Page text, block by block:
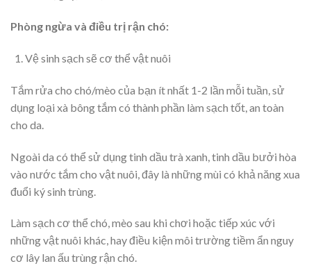
Phòng ngừa và điều trị rận chó:
Vệ sinh sạch sẽ cơ thể vật nuôi
Tắm rửa cho chó/mèo của bạn ít nhất 1-2 lần mỗi tuần, sử
dụng loại xà bông tắm có thành phần làm sạch tốt, an toàn
cho da.
Ngoài da có thể sử dụng tinh dầu trà xanh, tinh dầu bưởi hòa
vào nước tắm cho vật nuôi, đây là những mùi có khả năng xua
đuổi ký sinh trùng.
Làm sạch cơ thể chó, mèo sau khi chơi hoặc tiếp xúc với
những vật nuôi khác, hay điều kiện môi trường tiềm ẩn nguy
cơ lây lan ấu trùng rận chó.